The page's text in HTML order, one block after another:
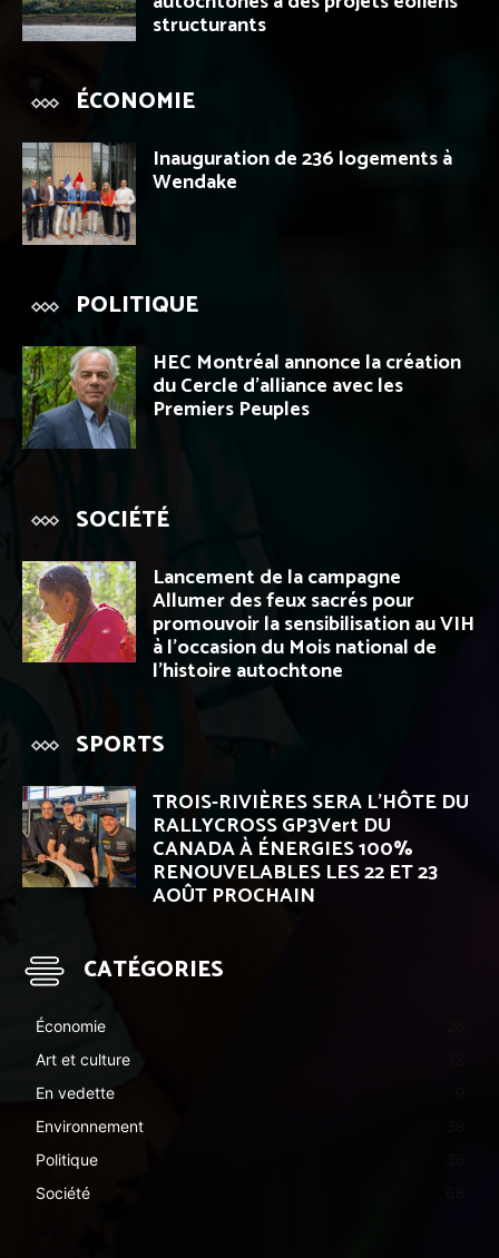
structurants
ÉCONOMIE
Inauguration de 236 logements à
Wendake
POLITIQUE
HEC Montréal annonce la création
du Cercle d’alliance avec les
Premiers Peuples
SOCIÉTÉ
Lancement de la campagne
Allumer des feux sacrés pour
promouvoir la sensibilisation au VIH
à l’occasion du Mois national de
l’histoire autochtone
SPORTS
TROIS-RIVIÈRES SERA L’HÔTE DU
RALLYCROSS GP3Vert DU
CANADA À ÉNERGIES 100%
RENOUVELABLES LES 22 ET 23
AOÛT PROCHAIN
CATÉGORIES
Économie
Art et culture
En vedette
Environnement
Politique
Société